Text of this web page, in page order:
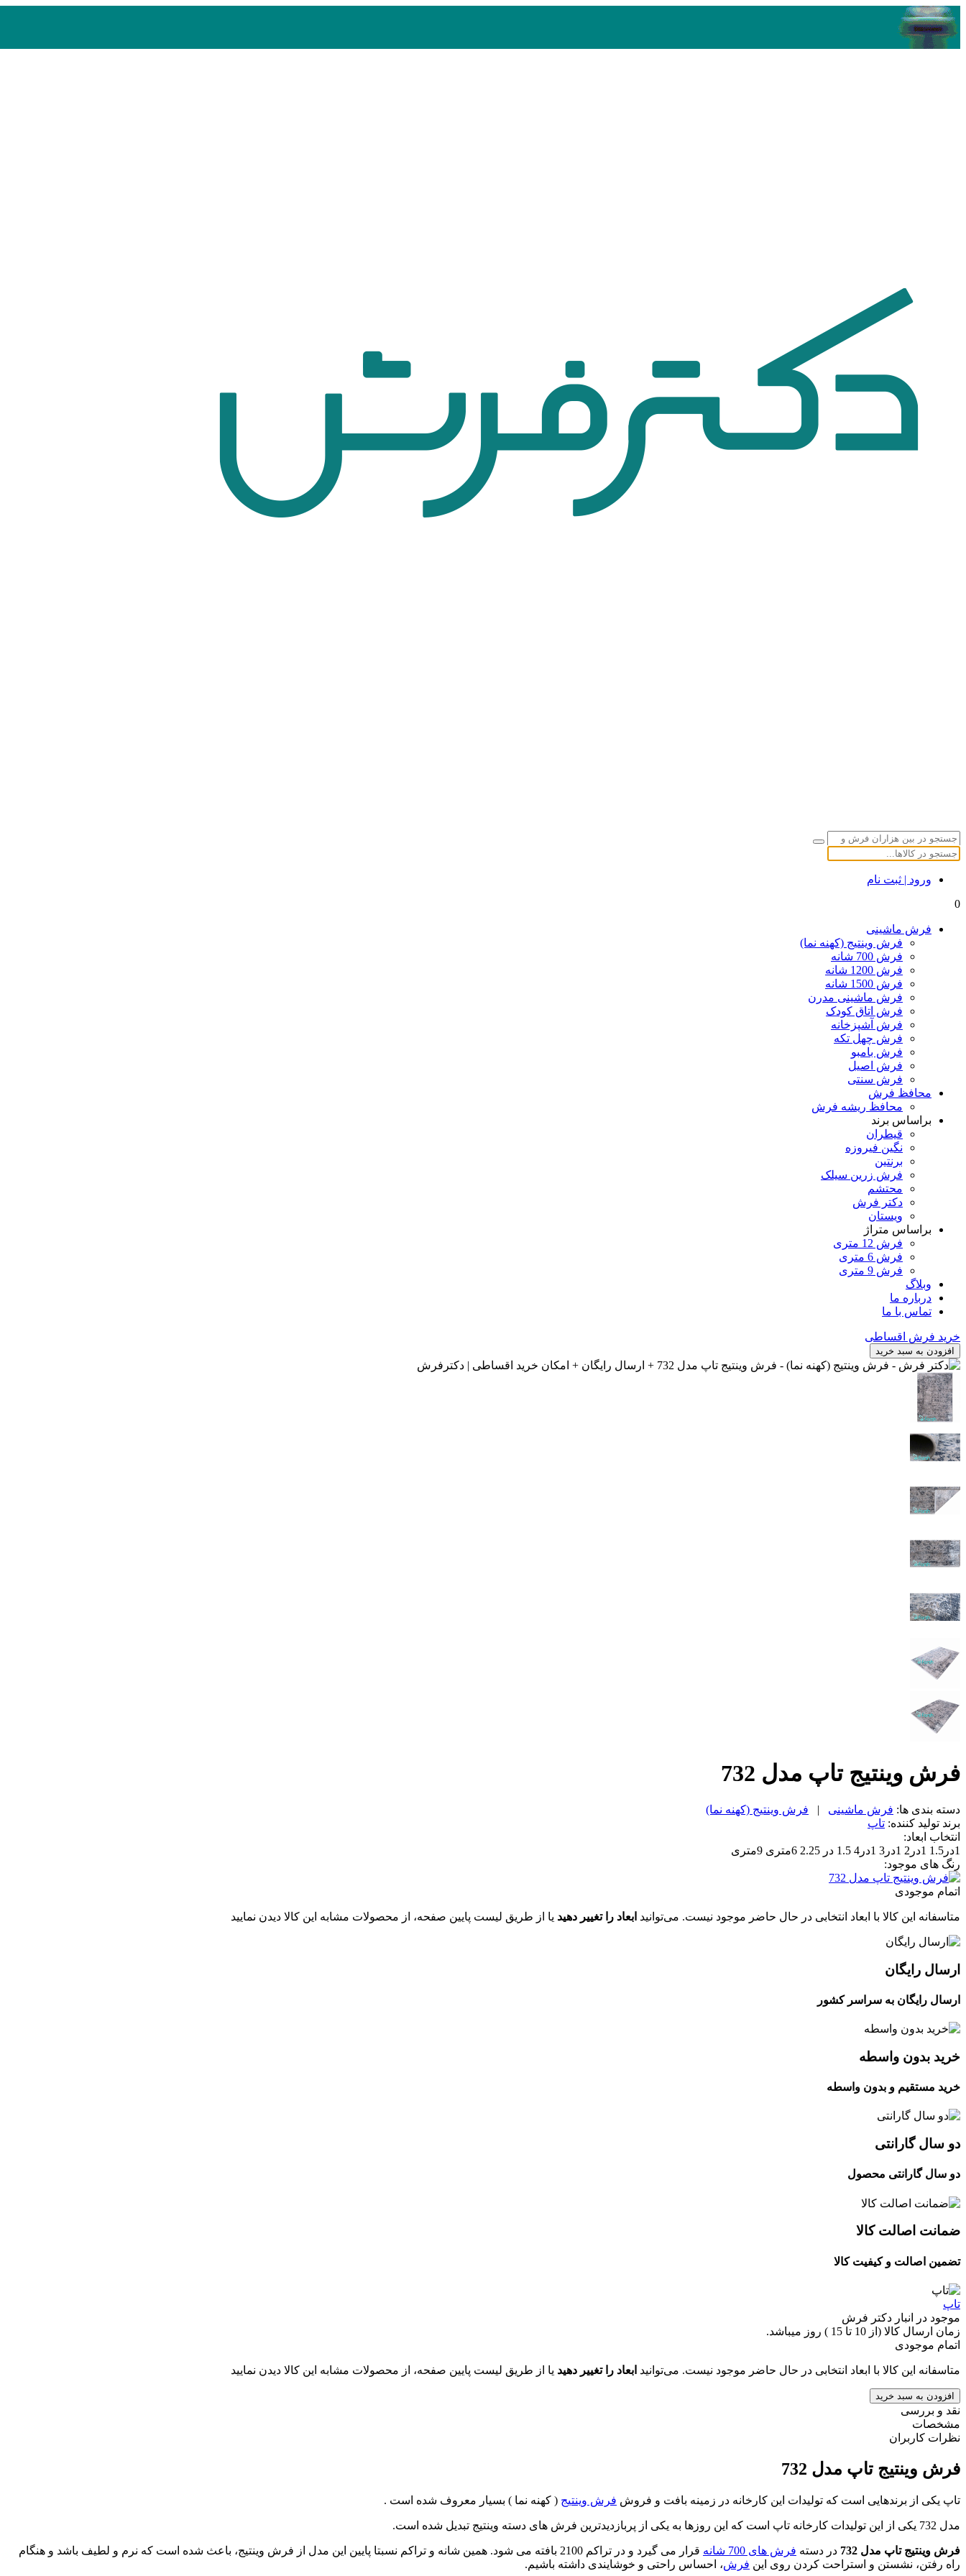
ورود | ثبت نام
0
فرش ماشینی
فرش وینتیج (کهنه نما)
فرش 700 شانه
فرش 1200 شانه
فرش 1500 شانه
فرش ماشینی مدرن
فرش اتاق کودک
فرش آشپزخانه
فرش چهل تکه
فرش بامبو
فرش اصیل
فرش سنتی
محافظ فرش
محافظ ریشه فرش
براساس برند
قیطران
نگین فیروزه
برنتین
فرش زرین سیلک
محتشم
دکتر فرش
ویستان
براساس متراژ
فرش 12 متری
فرش 6 متری
فرش 9 متری
وبلاگ
درباره ما
تماس با ما
خرید فرش اقساطی
افزودن به سبد خرید
فرش وینتیج تاپ مدل 732
دسته بندی ها: فرش ماشینی |
فرش وینتیج (کهنه نما)
برند تولید کننده: تاپ
انتخاب ابعاد:
1در1.5
1در2 1در3 1در4 1.5 در 2.25 6متری
9متری
رنگ های موجود:
اتمام موجودی
متاسفانه این کالا با ابعاد انتخابی در حال حاضر موجود نیست. می‌توانید ابعاد را تغییر دهید یا از طریق لیست پایین صفحه، از محصولات مشابه این کالا دیدن نمایید
ارسال رایگان
ارسال رایگان به سراسر کشور
خرید بدون واسطه
خرید مستقیم و بدون واسطه
دو سال گارانتی
دو سال گارانتی محصول
ضمانت اصالت کالا
تضمین اصالت و کیفیت کالا
تاپ
موجود در انبار دکتر فرش
زمان ارسال کالا (از 10 تا 15 ) روز میباشد.
اتمام موجودی
متاسفانه این کالا با ابعاد انتخابی در حال حاضر موجود نیست. می‌توانید ابعاد را تغییر دهید یا از طریق لیست پایین صفحه، از محصولات مشابه این کالا دیدن نمایید
افزودن به سبد خرید
نقد و بررسی
مشخصات
نظرات کاربران
فرش وینتیج تاپ مدل 732
تاپ یکی از برندهایی است که تولیدات این کارخانه در زمینه بافت و فروش فرش وینتیج ( کهنه نما ) بسیار معروف شده است .
مدل 732 یکی از این تولیدات کارخانه تاپ است که این روزها به یکی از پربازدیدترین فرش های دسته وینتیج تبدیل شده است.
فرش وینتیج تاپ مدل 732 در دسته فرش های 700 شانه
قرار می گیرد و در تراکم 2100 بافته می شود. همین شانه و تراکم نسبتا پایین این مدل از فرش وینتیج، باعث شده است که نرم و لطیف باشد و هنگام
راه رفتن، نشستن و استراحت کردن روی این فرش، احساس راحتی و خوشایندی داشته باشیم.